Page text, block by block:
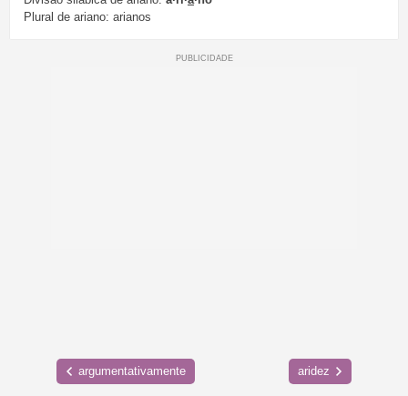
Plural de ariano: arianos
argumentativamente aridez